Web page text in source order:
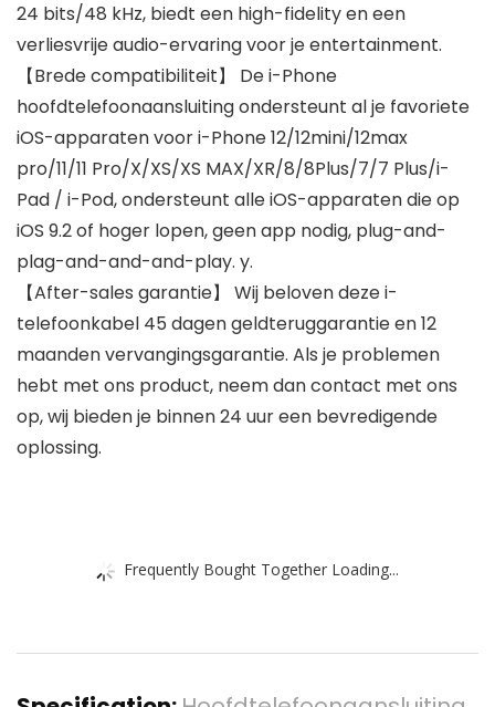
24 bits/48 kHz, biedt een high-fidelity en een
verliesvrije audio-ervaring voor je entertainment.
【Brede compatibiliteit】 De i-Phone
hoofdtelefoonaansluiting ondersteunt al je favoriete
iOS-apparaten voor i-Phone 12/12mini/12max
pro/11/11 Pro/X/XS/XS MAX/XR/8/8Plus/7/7 Plus/i-
Pad / i-Pod, ondersteunt alle iOS-apparaten die op
iOS 9.2 of hoger lopen, geen app nodig, plug-and-
plag-and-and-and-play. y.
【After-sales garantie】 Wij beloven deze i-
telefoonkabel 45 dagen geldteruggarantie en 12
maanden vervangingsgarantie. Als je problemen
hebt met ons product, neem dan contact met ons
op, wij bieden je binnen 24 uur een bevredigende
oplossing.
Frequently Bought Together Loading...